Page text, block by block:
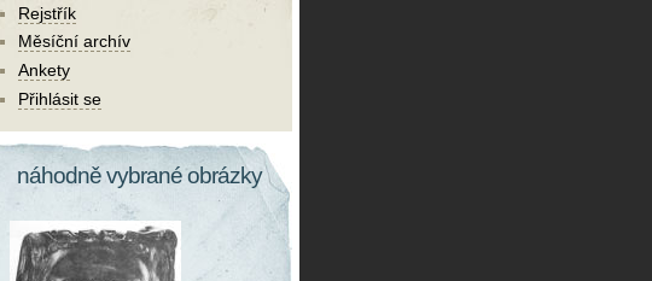
Rejstřík
Měsíční archív
Ankety
Přihlásit se
náhodně vybrané obrázky